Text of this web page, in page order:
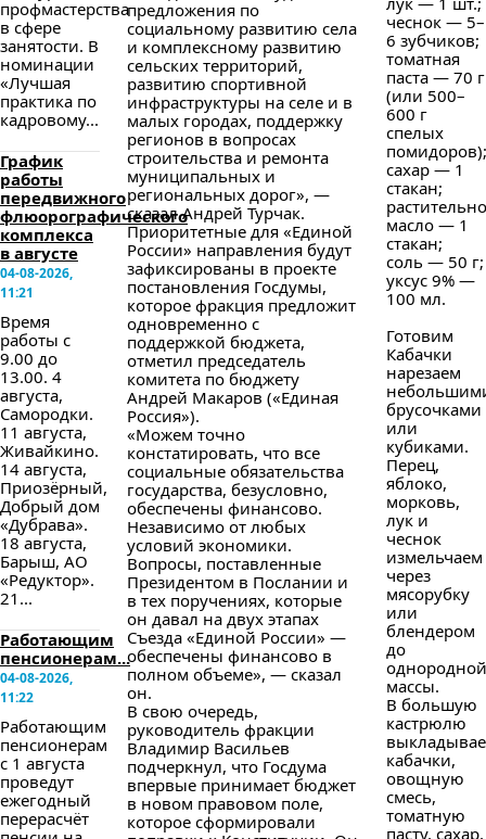
профмастерства
в сфере
занятости. В
номинации
«Лучшая
практика по
кадровому...
График
работы
передвижного
флюорографического
комплекса
в августе
04-08-2026,
11:21
Время
работы с
9.00 до
13.00. 4
августа,
Самородки.
11 августа,
Живайкино.
14 августа,
Приозёрный,
Добрый дом
«Дубрава».
18 августа,
Барыш, АО
«Редуктор».
21...
Работающим
пенсионерам...
04-08-2026,
11:22
Работающим
пенсионерам
с 1 августа
проведут
ежегодный
перерасчёт
предложения по
социальному развитию села
и комплексному развитию
сельских территорий,
развитию спортивной
инфраструктуры на селе и в
малых городах, поддержку
регионов в вопросах
строительства и ремонта
муниципальных и
региональных дорог», —
сказал Андрей Турчак.
Приоритетные для «Единой
России» направления будут
зафиксированы в проекте
постановления Госдумы,
которое фракция предложит
одновременно с
поддержкой бюджета,
отметил председатель
комитета по бюджету
Андрей Макаров («Единая
Россия»).
«Можем точно
констатировать, что все
социальные обязательства
государства, безусловно,
обеспечены финансово.
Независимо от любых
условий экономики.
Вопросы, поставленные
Президентом в Послании и
в тех поручениях, которые
он давал на двух этапах
Съезда «Единой России» —
обеспечены финансово в
полном объеме», — сказал
он.
В свою очередь,
руководитель фракции
Владимир Васильев
подчеркнул, что Госдума
впервые принимает бюджет
в новом правовом поле,
которое сформировали
чеснок — 5–
6 зубчиков;
томатная
паста — 70 г
(или 500–
600 г
спелых
помидоров);
сахар — 1
стакан;
масло — 1
стакан;
соль — 50 г;
уксус 9% —
100 мл.
Готовим
Кабачки
нарезаем
брусочками
или
кубиками.
Перец,
яблоко,
морковь,
лук и
чеснок
измельчаем
через
мясорубку
или
блендером
до
однородной
массы.
В большую
кастрюлю
кабачки,
овощную
смесь,
томатную
пасту, сахар,